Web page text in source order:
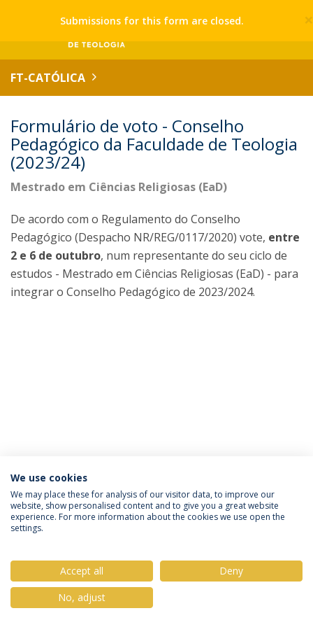
×
Submissions for this form are closed.
FT-CATÓLICA
Formulário de voto - Conselho
Pedagógico da Faculdade de Teologia
(2023/24)
Mestrado em Ciências Religiosas (EaD)
De acordo com o Regulamento do Conselho
Pedagógico (Despacho NR/REG/0117/2020) vote, entre
2 e 6 de outubro, num representante do seu ciclo de
estudos - Mestrado em Ciências Religiosas (EaD) - para
integrar o Conselho Pedagógico de 2023/2024.
Política de Privacidade
Termos & Condições
Direitos do Titular dos Dados
© 2026 Universidade Católica Portuguesa
We use cookies
We may place these for analysis of our visitor data, to improve our
website, show personalised content and to give you a great website
experience. For more information about the cookies we use open the
settings.
Accept all
Deny
No, adjust